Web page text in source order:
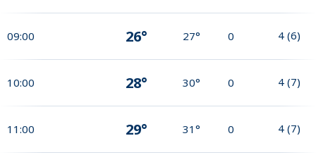
09:00 26° 27° 0 4 (6)
10:00 28° 30° 0 4 (7)
11:00 29° 31° 0 4 (7)